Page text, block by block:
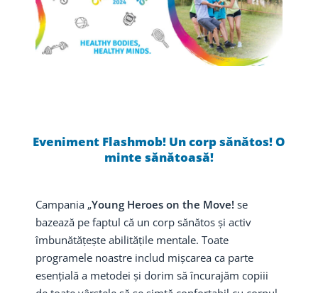
Eveniment Flashmob! Un corp sănătos! O
minte sănătoasă!
Campania „Young Heroes on the Move! se
bazează pe faptul că un corp sănătos și activ
îmbunătățește abilitățile mentale. Toate
programele noastre includ mișcarea ca parte
esențială a metodei și dorim să încurajăm copiii